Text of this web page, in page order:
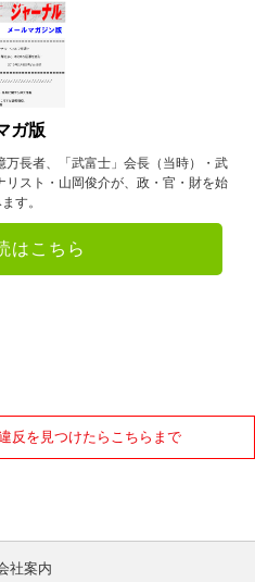
ガ版
万長者、「武富士」会長（当時）・武
スト・山岡俊介が、政・官・財を始
す。
はこちら
反を見つけたらこちらまで
6月
社案内